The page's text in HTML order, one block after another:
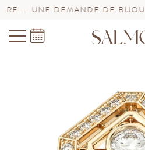
— UNE DEMANDE DE BIJOU